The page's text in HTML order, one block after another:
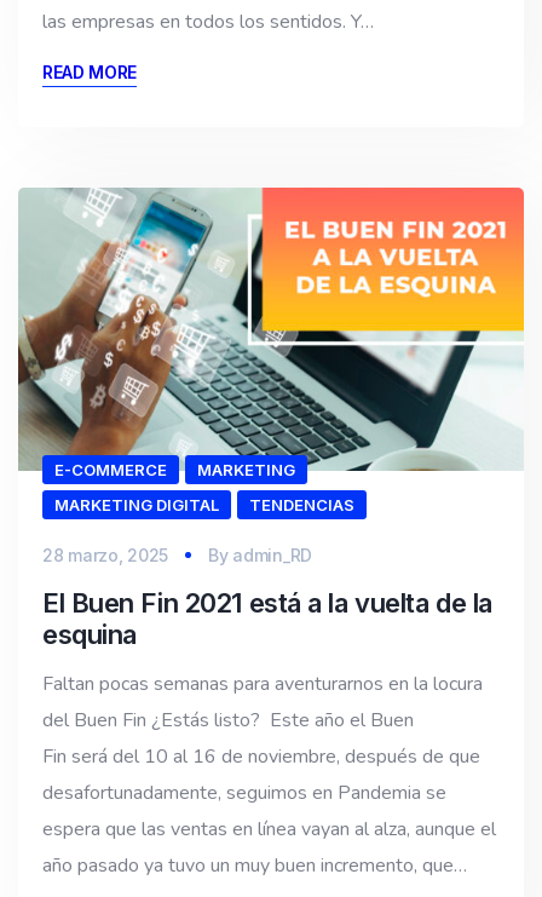
las empresas en todos los sentidos. Y…
READ MORE
E-COMMERCE
MARKETING
MARKETING DIGITAL
TENDENCIAS
28 marzo, 2025 By admin_RD
El Buen Fin 2021 está a la vuelta de la
esquina
Faltan pocas semanas para aventurarnos en la locura
del Buen Fin ¿Estás listo? Este año el Buen
Fin será del 10 al 16 de noviembre, después de que
desafortunadamente, seguimos en Pandemia se
espera que las ventas en línea vayan al alza, aunque el
año pasado ya tuvo un muy buen incremento, que…